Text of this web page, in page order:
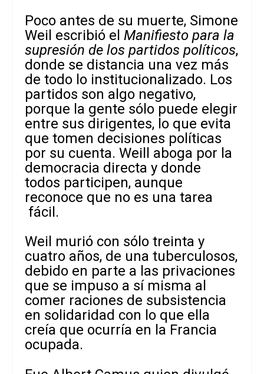
Poco antes de su muerte, Simone
Weil escribió elManifiesto para la
supresión de los partidos políticos,
donde se distancia una vez más
de todo lo institucionalizado. Los
partidos son algo negativo,
porque la gente sólo puede elegir
entre sus dirigentes, lo que evita
que tomen decisiones políticas
por su cuenta. Weill aboga por la
democracia directa y donde
todos participen, aunque
reconoce que no es una tarea
fácil.
Weil murió con sólo treinta y
cuatro años, de una tuberculosos,
debido en parte a las privaciones
que se impuso a sí misma al
comer raciones de subsistencia
en solidaridad con lo que ella
creía que ocurría en la Francia
ocupada.